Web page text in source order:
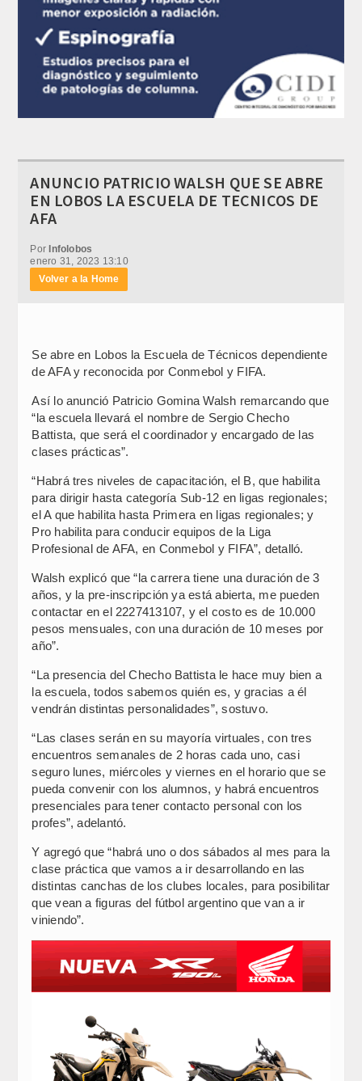
ANUNCIO PATRICIO WALSH QUE SE ABRE
EN LOBOS LA ESCUELA DE TECNICOS DE
AFA
PorInfolobos
enero 31, 2023 13:10
Volver a la Home
Se abre en Lobos la Escuela de Técnicos dependiente
de AFA y reconocida por Conmebol y FIFA.
Así lo anunció Patricio Gomina Walsh remarcando que
“la escuela llevará el nombre de Sergio Checho
Battista, que será el coordinador y encargado de las
clases prácticas”.
“Habrá tres niveles de capacitación, el B, que habilita
para dirigir hasta categoría Sub-12 en ligas regionales;
el A que habilita hasta Primera en ligas regionales; y
Pro habilita para conducir equipos de la Liga
Profesional de AFA, en Conmebol y FIFA”, detalló.
Walsh explicó que “la carrera tiene una duración de 3
años, y la pre-inscripción ya está abierta, me pueden
contactar en el 2227413107, y el costo es de 10.000
pesos mensuales, con una duración de 10 meses por
año”.
“La presencia del Checho Battista le hace muy bien a
la escuela, todos sabemos quién es, y gracias a él
vendrán distintas personalidades”, sostuvo.
“Las clases serán en su mayoría virtuales, con tres
encuentros semanales de 2 horas cada uno, casi
seguro lunes, miércoles y viernes en el horario que se
pueda convenir con los alumnos, y habrá encuentros
presenciales para tener contacto personal con los
profes”, adelantó.
Y agregó que “habrá uno o dos sábados al mes para la
clase práctica que vamos a ir desarrollando en las
distintas canchas de los clubes locales, para posibilitar
que vean a figuras del fútbol argentino que van a ir
viniendo”.